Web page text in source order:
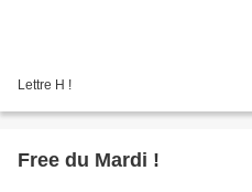
Lettre H !
Free du Mardi !